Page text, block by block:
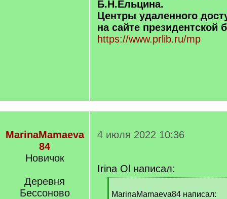
Б.Н.Ельцина.
Центры удаленного
на сайте президентской
https://www.prlib.ru/mp
MarinaMamaeva
84
Новичок
Деревня
Бессоново
4 июля 2022 10:36
Irina Ol написал:
q
MarinaMamaeva84 написал: